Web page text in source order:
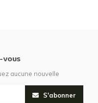
aucune nouvelle
S'abonner